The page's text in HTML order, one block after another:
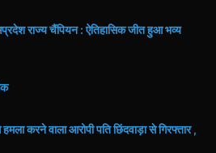
राज्य चैंपियन : ऐतिहासिक जीत हुआ भव्य
करने वाला आरोपी पति छिंदवाड़ा से गिरफ्तार ,